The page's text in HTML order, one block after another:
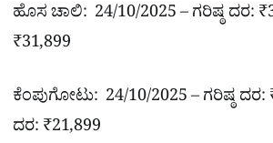
ಹೊಸ ಚಾಲಿ: 24/10/2025 – ಗರಿಷ್ಠ ದರ:
₹31,899
ಕೆಂಪುಗೋಟು: 24/10/2025 – ಗರಿಷ್ಠ ದರ:
ದರ: ₹21,899